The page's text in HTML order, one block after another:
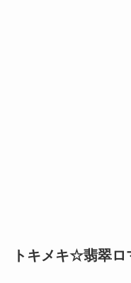
トキメキ☆翡翠ロ